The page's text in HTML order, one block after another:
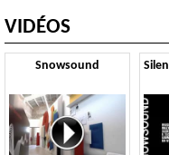
VIDÉOS
Snowsound